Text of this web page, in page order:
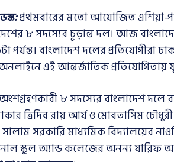
প্রথমবারের মতো আয়োজিত এশিয়া-
৮ সদস্যের চূড়ান্ত দল। আজ
পর্যন্ত। বাংলাদেশ দলের প্রতিযোগীরা
এই আন্তর্জাতিক প্রতিযোগিতায়
৮ সদস্যের বাংলাদেশ
ত্রিদিব রায় আর্য ও মোবতাসিম
সরকারি মাধ্যমিক বিদ্যালয়ের
স্কুল অ্যান্ড কলেজের অনন্য